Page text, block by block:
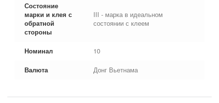
Состояние
марки и клея с
обратной
стороны
III - марка в идеальном
состоянии с клеем
Номинал 10
Валюта Донг Вьетнама